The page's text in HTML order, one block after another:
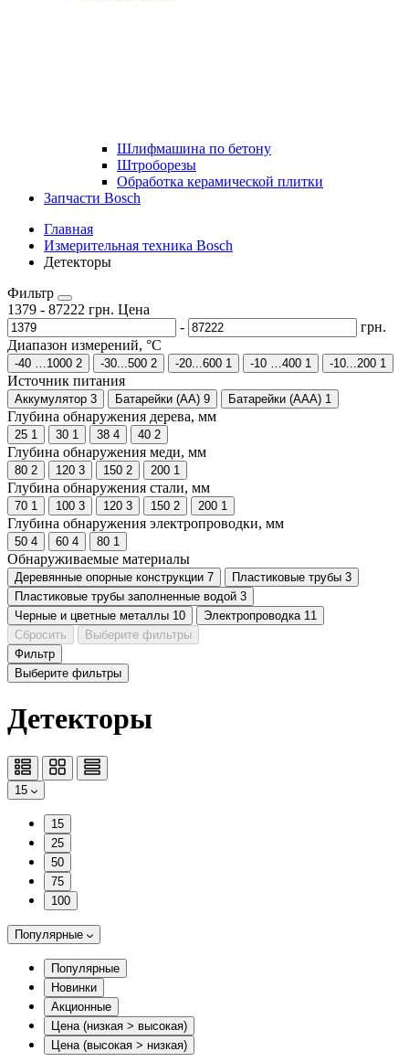
Шлифмашина по бетону
Штроборезы
Обработка керамической плитки
Запчасти Bosch
Главная
Измерительная техника Bosch
Детекторы
Фильтр
1379 - 87222 грн. Цена
-
грн.
Диапазон измерений, °C
-40 …1000 2 -30...500 2 -20...600 1 -10 …400 1 -10...200 1
Источник питания
Аккумулятор 3 Батарейки (AA) 9 Батарейки (AAA) 1
Глубина обнаружения дерева, мм
25 1 30 1 38 4 40 2
Глубина обнаружения меди, мм
80 2 120 3 150 2 200 1
Глубина обнаружения стали, мм
70 1 100 3 120 3 150 2 200 1
Глубина обнаружения электропроводки, мм
50 4 60 4 80 1
Обнаруживаемые материалы
Деревянные опорные конструкции 7 Пластиковые трубы 3
Пластиковые трубы заполненные водой 3
Черные и цветные металлы 10 Электропроводка 11
Сбросить
Выберите фильтры
Фильтр
Выберите фильтры
Детекторы
15
15
25
50
75
100
Популярные
Популярные
Новинки
Акционные
Цена (низкая > высокая)
Цена (высокая > низкая)